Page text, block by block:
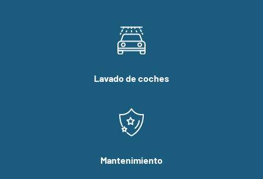
Lavado de coches
Mantenimiento